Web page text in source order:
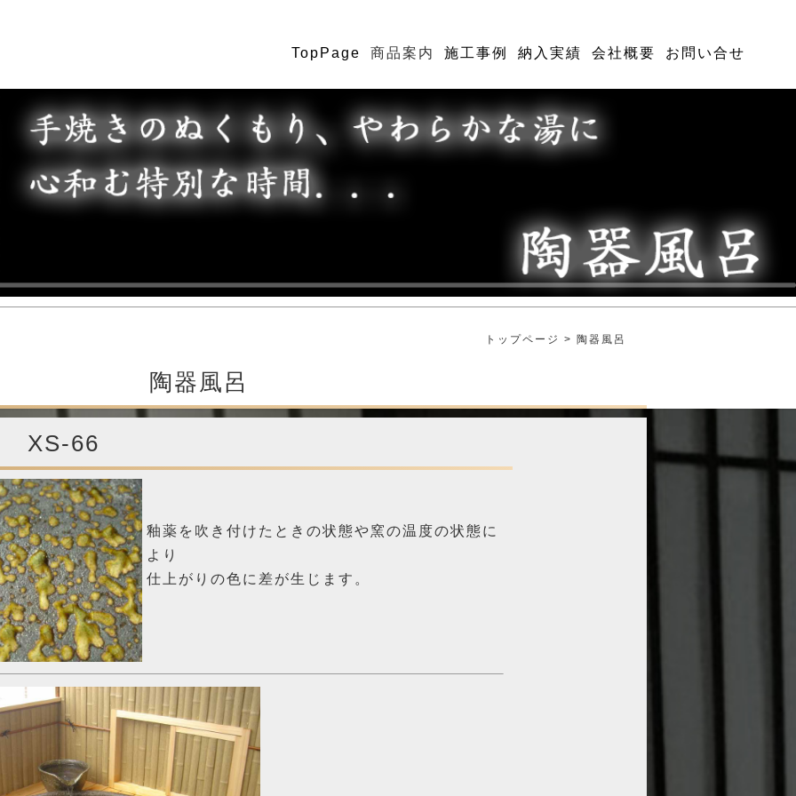
TopPage 商品案内 施工事例 納入実績 会社概要 お問い合せ
トップページ > 陶器風呂
陶器風呂
XS-66
釉薬を吹き付けたときの状態や窯の温度の状態に
より
仕上がりの色に差が生じます。